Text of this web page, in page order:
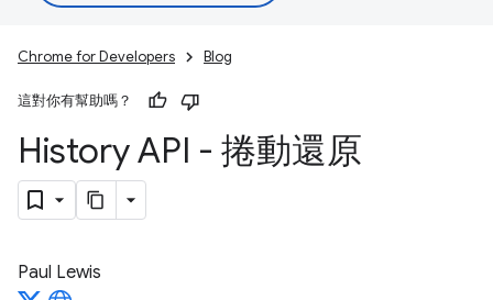
Chrome for Developers Blog
這對你有幫助嗎？
History API - 捲動還原
Paul Lewis